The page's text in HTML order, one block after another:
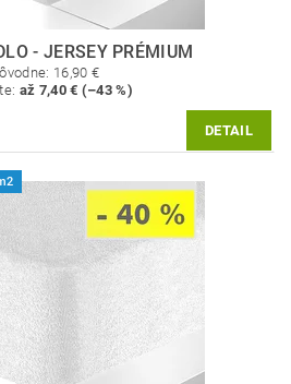
- JERSEY PRÉMIUM
16,90 €
: až 7,40 € (–43 %)
DETAIL